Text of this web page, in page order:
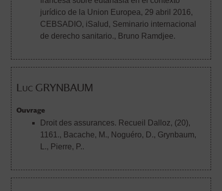
jurídico de la Union Europea, 29 abril 2016,
CEBSADIO, iSalud, Seminario internacional
de derecho sanitario., Bruno Ramdjee.
Luc GRYNBAUM
Ouvrage
Droit des assurances. Recueil Dalloz, (20),
1161., Bacache, M., Noguéro, D., Grynbaum,
L., Pierre, P..